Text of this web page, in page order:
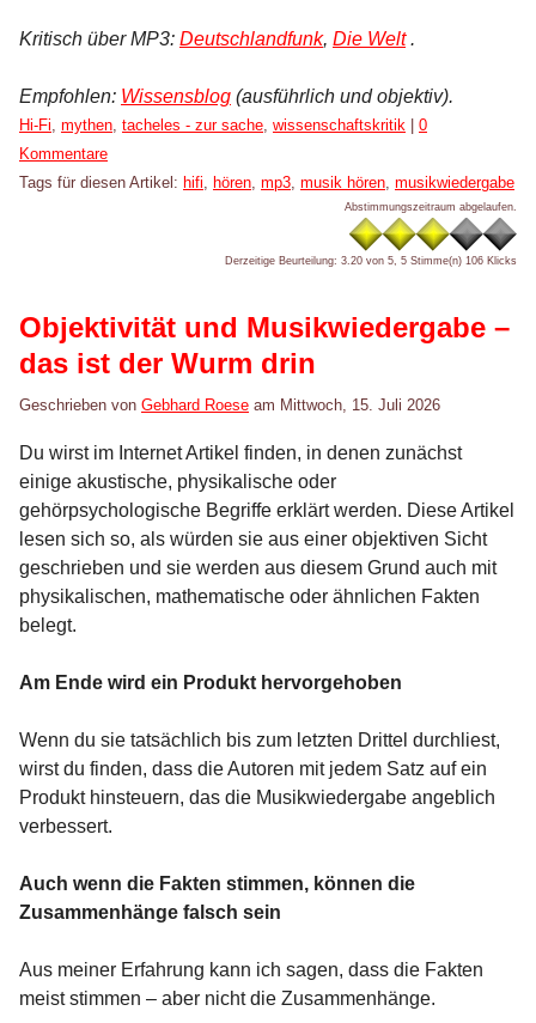
Kritisch über MP3: Deutschlandfunk, Die Welt.
Empfohlen: Wissensblog (ausführlich und objektiv).
Kategorien:
Hi-Fi, mythen, tacheles - zur sache, wissenschaftskritik
0
Kommentare
Tags für diesen Artikel: hifi, hören, mp3, musik hören, musikwiedergabe
Abstimmungszeitraum abgelaufen.
Derzeitige Beurteilung: 3.20 von 5, 5 Stimme(n) 106 Klicks
Objektivität und Musikwiedergabe –
das ist der Wurm drin
Geschrieben von Gebhard Roese am Mittwoch, 15. Juli 2026
Du wirst im Internet Artikel finden, in denen zunächst
einige akustische, physikalische oder
gehörpsychologische Begriffe erklärt werden. Diese Artikel
lesen sich so, als würden sie aus einer objektiven Sicht
geschrieben und sie werden aus diesem Grund auch mit
physikalischen, mathematische oder ähnlichen Fakten
belegt.
Am Ende wird ein Produkt hervorgehoben
Wenn du sie tatsächlich bis zum letzten Drittel durchliest,
wirst du finden, dass die Autoren mit jedem Satz auf ein
Produkt hinsteuern, das die Musikwiedergabe angeblich
verbessert.
Auch wenn die Fakten stimmen, können die
Zusammenhänge falsch sein
Aus meiner Erfahrung kann ich sagen, dass die Fakten
meist stimmen – aber nicht die Zusammenhänge.